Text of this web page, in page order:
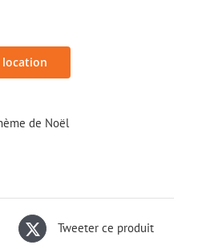
de Noël
Tweeter ce produit